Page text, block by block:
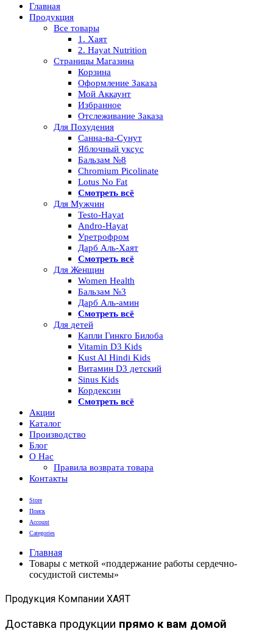
Главная
Продукция
Все товары
1. Хаят
2. Hayat Nutrition
Страницы Магазина
Корзина
Оформление Заказа
Мой Аккаунт
Избранное
Отслеживание Заказа
Для Похудения
Санна-ва-Сунут
Яблочный уксус
Бальзам №8
Chromium Picolinate
Lotus No Fat
Смотреть всё
Для Мужчин
Testo-Hayat
Andro-Hayat
Уретрофром
Дарб Аль-Хаят
Смотреть всё
Для Женщин
Women Health
Бальзам №3
Дарб Аль-амин
Смотреть всё
Для детей
Капли Гинкго Билоба
Vitamin D3 Kids
Kust Al Hindi Kids
Витамин D3 детский
Sinus Kids
Кордексин
Смотреть всё
Акции
Каталог
Производство
Блог
О Нас
Правила возврата товара
Контакты
Store
Поиск
Account
Categories
Главная
Товары с меткой «поддержание работы сердечно-
сосудистой системы»
Продукция Компании ХАЯТ
Доставка продукции прямо к вам домой